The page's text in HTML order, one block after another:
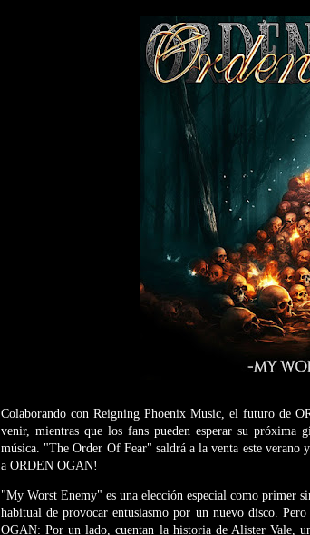
Colaborando con Reigning Phoenix Music, el futuro de
venir, mientras que los fans pueden esperar su
música. "The Order Of Fear" saldrá a la venta este
a ORDEN OGAN!
"My Worst Enemy" es una elección especial como primer
habitual de provocar entusiasmo por un nuevo disco.
OGAN: Por un lado, cuentan la historia de Alister Vale,